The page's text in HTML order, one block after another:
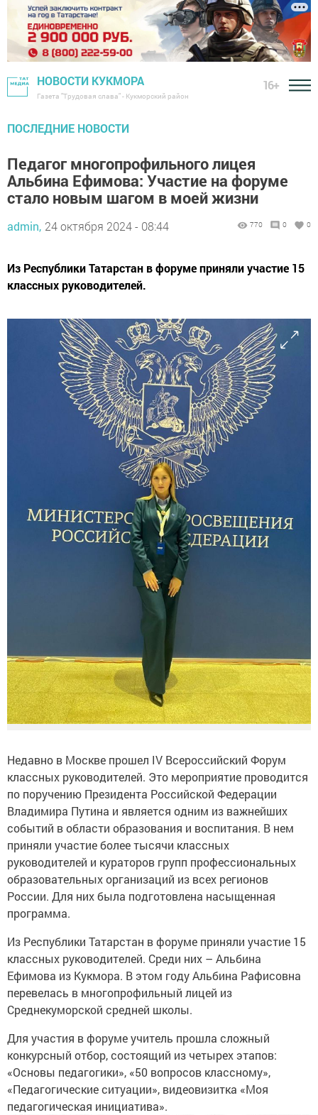
НОВОСТИ КУКМОРА
Газета "Трудовая слава" - Кукморский район
16+
ПОСЛЕДНИЕ НОВОСТИ
Педагог многопрофильного лицея
Альбина Ефимова: Участие на форуме
стало новым шагом в моей жизни
admin, 24 октября 2024 - 08:44 770 0 0
Из Республики Татарстан в форуме приняли участие 15
классных руководителей.
Недавно в Москве прошел IV Всероссийский Форум
классных руководителей. Это мероприятие проводится
по поручению Президента Российской Федерации
Владимира Путина и является одним из важнейших
событий в области образования и воспитания. В нем
приняли участие более тысячи классных
руководителей и кураторов групп профессиональных
образовательных организаций из всех регионов
России. Для них была подготовлена насыщенная
программа.
Из Республики Татарстан в форуме приняли участие 15
классных руководителей. Среди них – Альбина
Ефимова из Кукмора. В этом году Альбина Рафисовна
перевелась в многопрофильный лицей из
Среднекуморской средней школы.
Для участия в форуме учитель прошла сложный
конкурсный отбор, состоящий из четырех этапов:
«Основы педагогики», «50 вопросов классному»,
«Педагогические ситуации», видеовизитка «Моя
педагогическая инициатива».